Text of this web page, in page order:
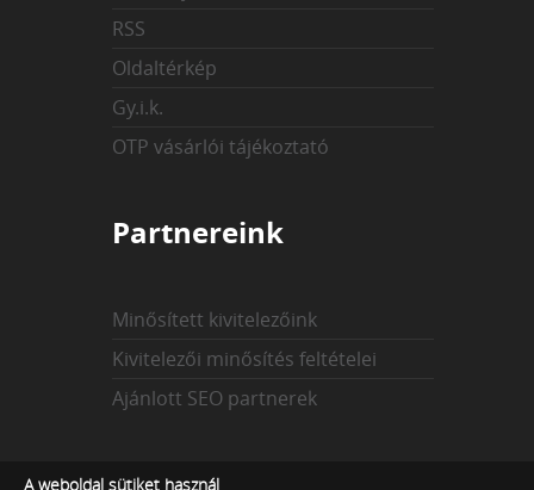
RSS
Oldaltérkép
Gy.i.k.
OTP vásárlói tájékoztató
Partnereink
Minősített kivitelezőink
Kivitelezői minősítés feltételei
Ajánlott SEO partnerek
A weboldal sütiket használ